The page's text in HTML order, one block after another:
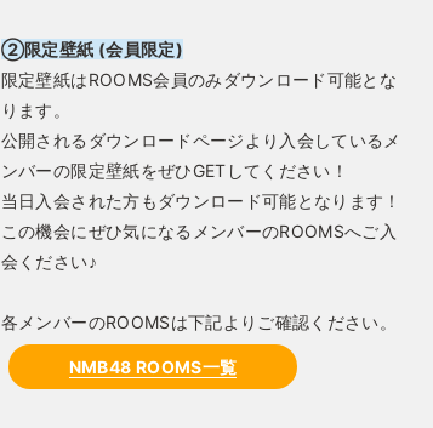
②限定壁紙 (会員限定)
限定壁紙はROOMS会員のみダウンロード可能とな
ります。
公開されるダウンロードページより入会しているメ
ンバーの限定壁紙をぜひGETしてください！
当日入会された方もダウンロード可能となります！
この機会にぜひ気になるメンバーのROOMSへご入
会ください♪
各メンバーのROOMSは下記よりご確認ください。
NMB48 ROOMS一覧